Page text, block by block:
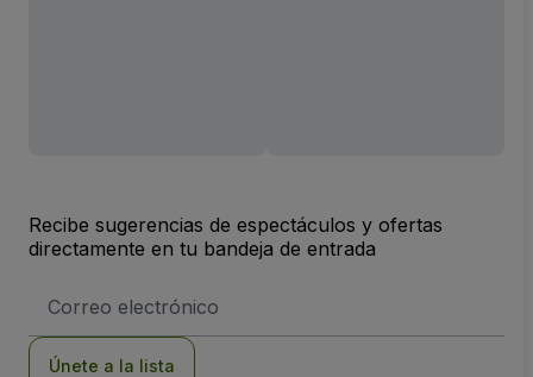
Recibe sugerencias de espectáculos y ofertas
directamente en tu bandeja de entrada
de
Únete a la lista